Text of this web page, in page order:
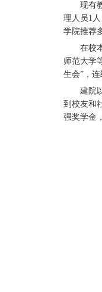
现有
理人员1
学院推荐
在校
师范大学
生会”，连
建院
到校友和
强奖学金